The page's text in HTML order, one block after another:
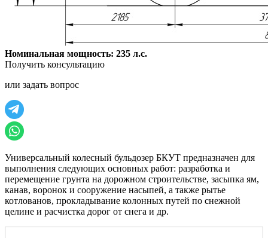
Номинальная мощность: 235 л.с.
Получить консультацию
или задать вопрос
Универсальный колесный бульдозер БКУТ предназначен для
выполнения следующих основных работ: разработка и
перемещение грунта на дорожном строительстве, засыпка ям,
канав, воронок и сооружение насыпей, а также рытье
котлованов, прокладывание колонных путей по снежной
целине и расчистка дорог от снега и др.